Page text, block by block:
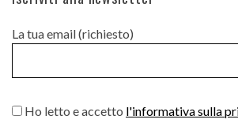
La tua email (richiesto)
Ho letto e accetto l'informativa sulla